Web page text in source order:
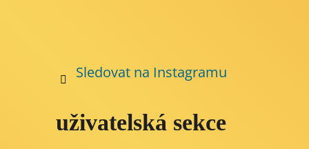
Sledovat na Instagramu
uživatelská sekce